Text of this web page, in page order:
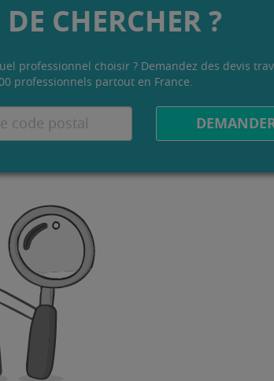
CHERCHER ?
professionnel choisir ? Demandez des devis
professionnels partout en France.